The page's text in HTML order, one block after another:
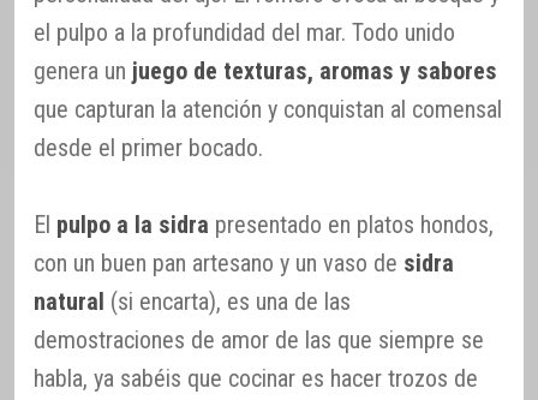
el pulpo a la profundidad del mar. Todo unido
genera un juego de texturas, aromas y sabores
que capturan la atención y conquistan al comensal
desde el primer bocado.
El pulpo a la sidra presentado en platos hondos,
con un buen pan artesano y un vaso de sidra
natural (si encarta), es una de las
demostraciones de amor de las que siempre se
habla, ya sabéis que cocinar es hacer trozos de